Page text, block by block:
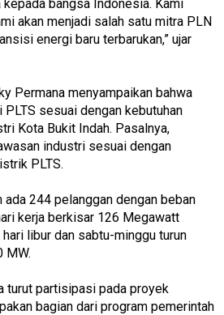
bangsa Indonesia. Kami
akan menjadi salah satu mitra PLN
energi baru terbarukan,” ujar
Permana menyampaikan bahwa
sesuai dengan kebutuhan
Kota Bukit Indah. Pasalnya,
industri sesuai dengan
PLTS.
244 pelanggan dengan beban
kerja berkisar 126 Megawatt
libur dan sabtu-minggu turun
MW.
turut partisipasi pada proyek
bagian dari program pemerintah